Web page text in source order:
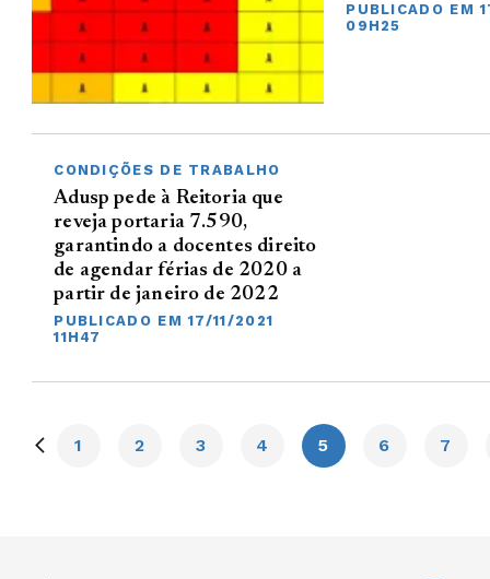
PUBLICADO EM
09H25
CONDIÇÕES DE TRABALHO
Adusp pede à Reitoria que
reveja portaria 7.590,
garantindo a docentes direito
de agendar férias de 2020 a
partir de janeiro de 2022
PUBLICADO EM 17/11/2021
11H47
1 2 3 4 5 6 7